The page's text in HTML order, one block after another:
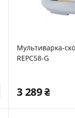
Мультиварка-
REPC58-G
3 289